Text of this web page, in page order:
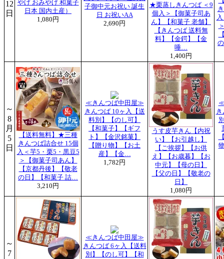
12
日
やげ おみやげ 和菓子
日本 国内土産）
1,080円
子御中元お祝い 誕生
日 お祝いAA
2,690円
★栗蒸しきんつば ＜9
個入＞【御菓子司あ
ん】【和菓子 老舗】
【きんつば 送料無
料】【金鍔】【金
唾…
1,400円
～
8
月
5
日
【送料無料】★三種
きんつば詰合せ 15個
入＜芋5・栗5・黒豆5
＞【御菓子司あん】
【京都丹後】【敬老
の日】【和菓子 詰…
3,210円
≪きんつば中田屋≫
きんつば 10ヶ入【送
料別】【のし可】
【和菓子】【ギフ
ト】【金沢銘菓】
【贈り物】【お土
産】【金…
1,782円
うす皮芋きん【内祝
い】【お引越し】
【ご挨拶】【お供
え】【お歳暮】【お
中元】【母の日】
【父の日】【敬老の
日】
1,080円
≪
～
7
≪きんつば中田屋≫
きんつば 6ヶ入【送料
別】【のし可】【和